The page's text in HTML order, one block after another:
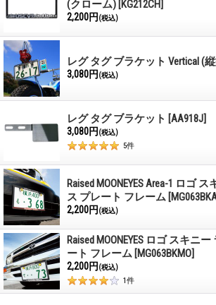
(クローム) [KG212CH]
2,200円 (税込)
レグ タグ ブラケット Vertical (
3,080円 (税込)
レグ タグ ブラケット [AA918J]
3,080円 (税込)
5件
Raised MOONEYES Area-1 ロゴ
ス プレート フレーム
2,200円 (税込)
Raised MOONEYES ロゴ スキニ
ート フレーム [MG063BKMO]
2,200円 (税込)
1件